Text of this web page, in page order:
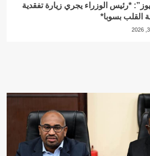
*رئيس الوزراء يجري زيارة تفقدية
القلب بسوبا*